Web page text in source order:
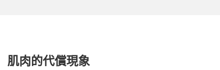
肌肉的代償現象